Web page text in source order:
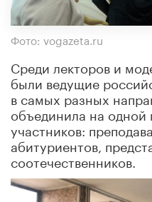
Фото: vogazeta.ru
Среди лекторов и
были ведущие
в самых разных
объединила на
участников:
абитуриентов,
соотечественников.